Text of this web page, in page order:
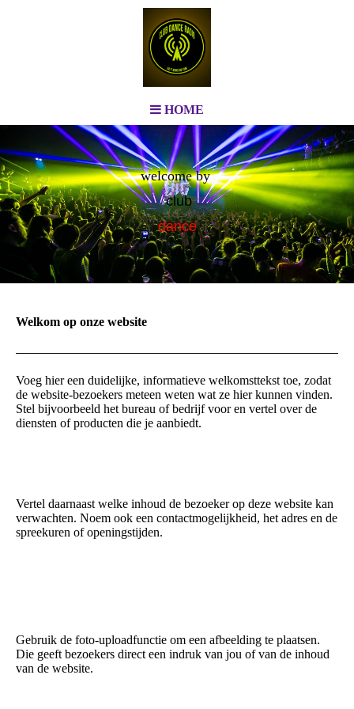
HOME
welcome by
club
dance
radio
Welkom op onze website
Voeg hier een duidelijke, informatieve welkomsttekst toe, zodat
de website-bezoekers meteen weten wat ze hier kunnen vinden.
Stel bijvoorbeeld het bureau of bedrijf voor en vertel over de
diensten of producten die je aanbiedt.
Vertel daarnaast welke inhoud de bezoeker op deze website kan
verwachten. Noem ook een contactmogelijkheid, het adres en de
spreekuren of openingstijden.
Gebruik de foto-uploadfunctie om een afbeelding te plaatsen.
Die geeft bezoekers direct een indruk van jou of van de inhoud
van de website.